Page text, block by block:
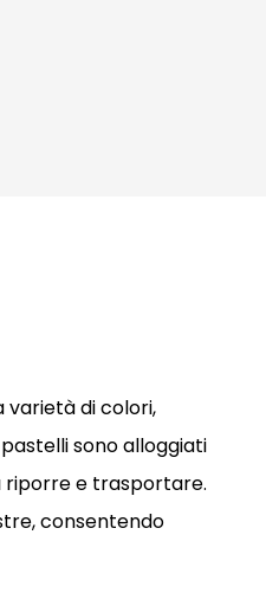
varietà di colori,
sono alloggiati
riporre e trasportare.
consentendo